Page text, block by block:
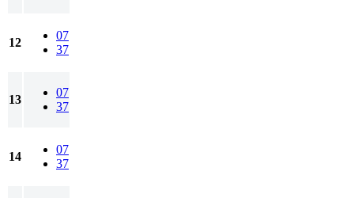
12
07
37
13
07
37
14
07
37